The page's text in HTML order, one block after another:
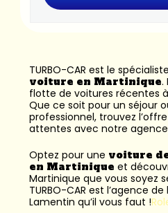
TURBO-CAR est le
voiture en Martinique.
flotte de voitures récentes
Que ce soit pour un séjour
professionnel, trouvez
attentes avec notre
Optez pour une voiture
en Martinique et
Martinique que vous soyez
TURBO-CAR est l’agence de
Lamentin qu’il vous faut !